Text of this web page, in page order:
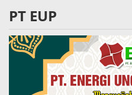
PT EUP